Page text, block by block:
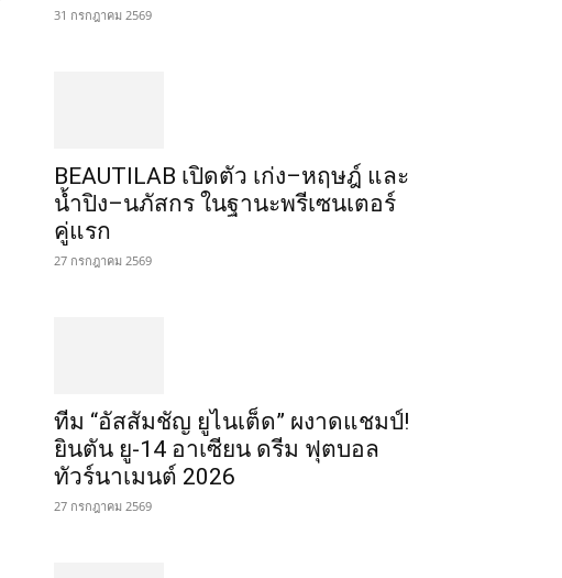
31 กรกฎาคม 2569
BEAUTILAB เปิดตัว เก่ง–หฤษฎ์ และ
น้ำปิง–นภัสกร ในฐานะพรีเซนเตอร์
คู่แรก
27 กรกฎาคม 2569
ทีม “อัสสัมชัญ ยูไนเต็ด” ผงาดแชมป์!
ยินตัน ยู-14 อาเซียน ดรีม ฟุตบอล
ทัวร์นาเมนต์ 2026
27 กรกฎาคม 2569